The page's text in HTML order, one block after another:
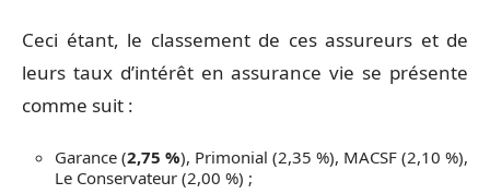
Ceci étant, le classement de ces assureurs et de
leurs taux d’intérêt en assurance vie se présente
comme suit :
Garance (2,75 %), Primonial (2,35 %), MACSF (2,10 %),
Le Conservateur (2,00 %) ;